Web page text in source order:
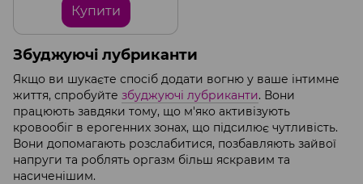
Купити
Збуджуючі лубриканти
Якщо ви шукаєте спосіб додати вогню у ваше інтимне
життя, спробуйте збуджуючі лубриканти. Вони
працюють завдяки тому, що м'яко активізують
кровообіг в ерогенних зонах, що підсилює чутливість.
Вони допомагають розслабитися, позбавляють зайвої
напруги та роблять оргазм більш яскравим та
насиченішим.